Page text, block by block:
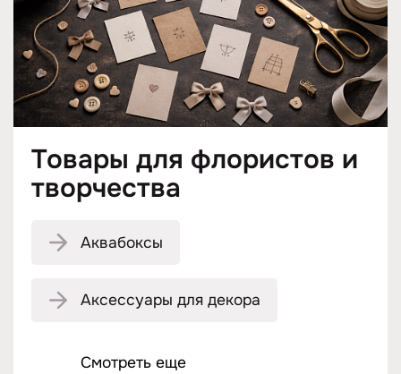
Товары для флористов и
творчества
Аквабоксы
Аксессуары для декора
Смотреть еще